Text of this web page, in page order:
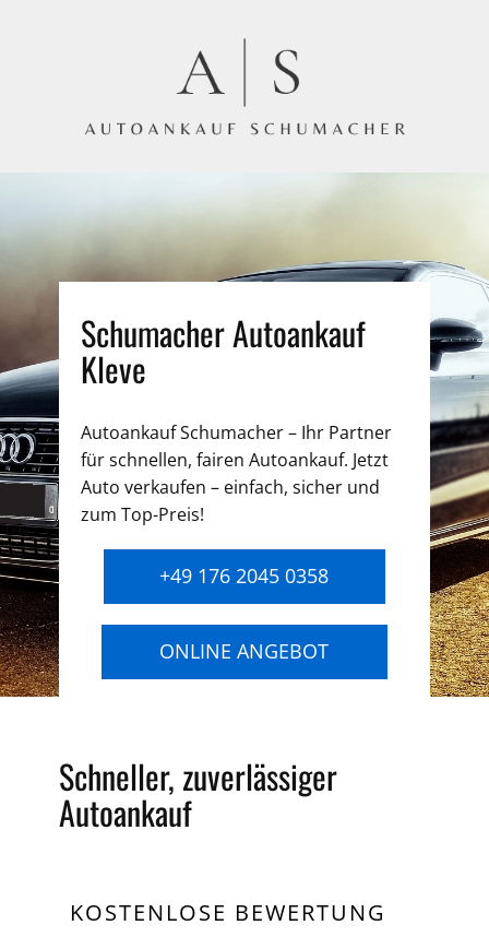
Schumacher Autoankauf
Kleve
Autoankauf Schumacher – Ihr Partner
für schnellen, fairen Autoankauf. Jetzt
Auto verkaufen – einfach, sicher und
zum Top-Preis!
+49 176 2045 0358
ONLINE ANGEBOT
Schneller, zuverlässiger
Autoankauf
KOSTENLOSE BEWERTUNG